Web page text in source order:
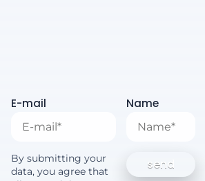
E-mail Name
By submitting your
data, you agree that